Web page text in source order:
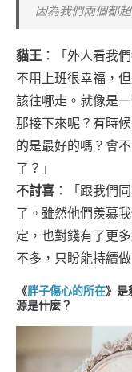
因為我們兩個都
貓王 ：「外人看我
不用上班很幸福，
該往哪走。就像是
那接下來呢？有時
的是最好的嗎？會
了？」
不討喜 ：「跟我們
了。雖然他們羨慕
定，也對錢有了更
不多，只盼能持續
《胖子傷心的所在》是
源是什麼？